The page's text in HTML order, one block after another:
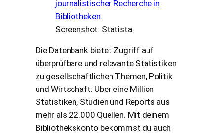
Screenshot: Statista
Die Datenbank bietet Zugriff auf
überprüfbare und relevante Statistiken
zu gesellschaftlichen Themen, Politik
und Wirtschaft: Über eine Million
Statistiken, Studien und Reports aus
mehr als 22.000 Quellen. Mit deinem
Bibliothekskonto bekommst du auch